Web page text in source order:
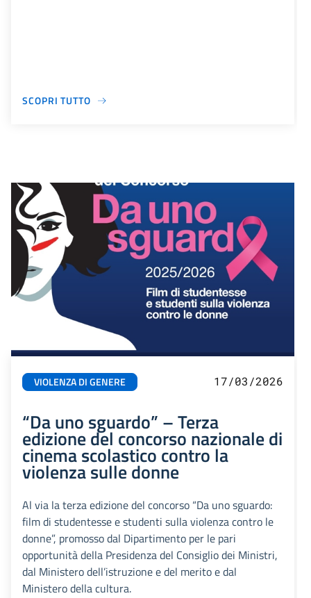
SCOPRI TUTTO
VIOLENZA DI GENERE 17/03/2026
“Da uno sguardo” – Terza
edizione del concorso nazionale di
cinema scolastico contro la
violenza sulle donne
Al via la terza edizione del concorso “Da uno sguardo:
film di studentesse e studenti sulla violenza contro le
donne”, promosso dal Dipartimento per le pari
opportunità della Presidenza del Consiglio dei Ministri,
dal Ministero dell’istruzione e del merito e dal
Ministero della cultura.